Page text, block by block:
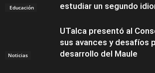
Educación
estudiar un segundo
Noticias
UTalca presentó al
sus avances y desafíos
desarrollo del Maule